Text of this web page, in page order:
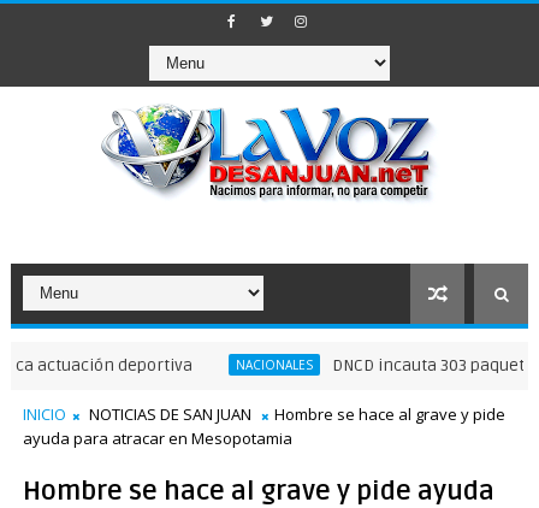
deportiva NACIONALES DNCD incauta 303 paquetes de
INICIO NOTICIAS DE SAN JUAN
Hombre se hace al grave y pide
ayuda para atracar en Mesopotamia
Hombre se hace al grave y pide ayuda